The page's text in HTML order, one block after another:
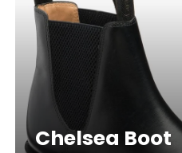
Chelsea Boot